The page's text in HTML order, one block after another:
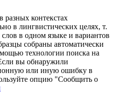
разных контекстах
в лингвистических целях, т.
в одном языке и вариантов
собраны автоматически
технологии поиска на
вы обнаружили
или иную ошибку в
опцию "Сообщить о